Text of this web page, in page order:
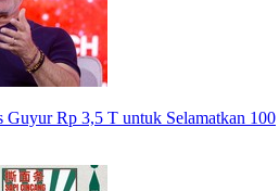
Rp 3,5 T untuk Selamatkan 100